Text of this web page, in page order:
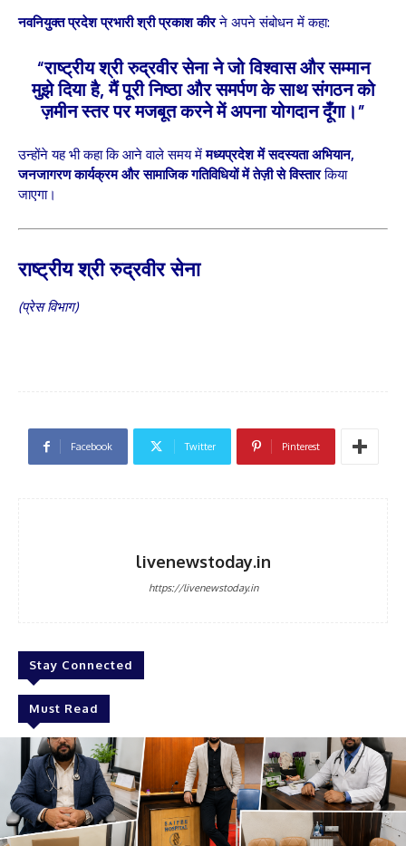
नवनियुक्त प्रदेश प्रभारी श्री प्रकाश कीरने अपने संबोधन में कहा:
“राष्ट्रीय श्री रुद्रवीर सेना ने जो विश्वास और सम्मान
मुझे दिया है, मैं पूरी निष्ठा और समर्पण के साथ संगठन को
ज़मीन स्तर पर मजबूत करने में अपना योगदान दूँगा।”
उन्होंने यह भी कहा कि आने वाले समय मेंमध्यप्रदेश में सदस्यता अभियान,
जनजागरण कार्यक्रम और सामाजिक गतिविधियों में तेज़ी से विस्तारकिया
जाएगा।
राष्ट्रीय श्री रुद्रवीर सेना
(प्रेस विभाग)
Facebook Twitter Pinterest
livenewstoday.in
https://livenewstoday.in
Stay Connected
Must Read